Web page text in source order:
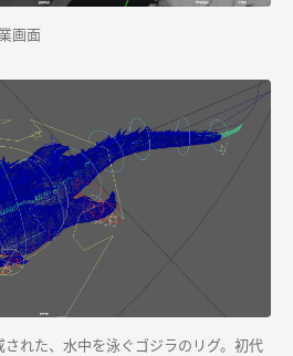
画面
れた、水中を泳ぐゴジラのリグ。初代